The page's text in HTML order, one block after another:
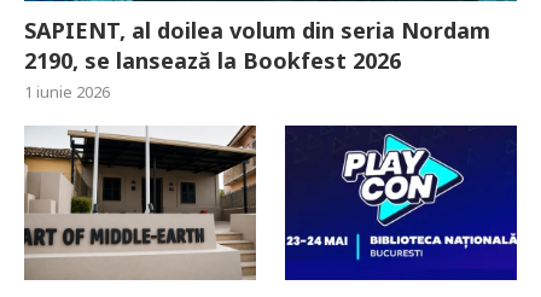
SAPIENT, al doilea volum din seria Nordam
2190, se lansează la Bookfest 2026
1 iunie 2026